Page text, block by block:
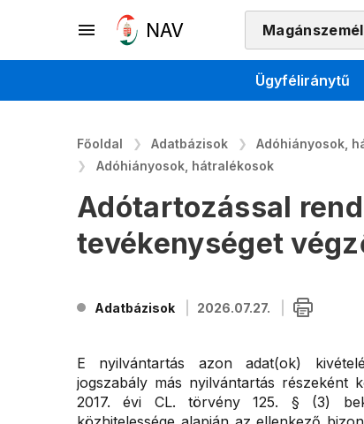
Ügyféliránytű
Főoldal Adatbázisok
Adóhiányosok,
Adóhiányosok, hátralékosok
Adótartozással
tevékenységet
Adatbázisok 2026.07.27.
E nyilvántartás azon adat(ok)
jogszabály más nyilvántartás részeként
2017. évi CL. törvény 125. § (3)